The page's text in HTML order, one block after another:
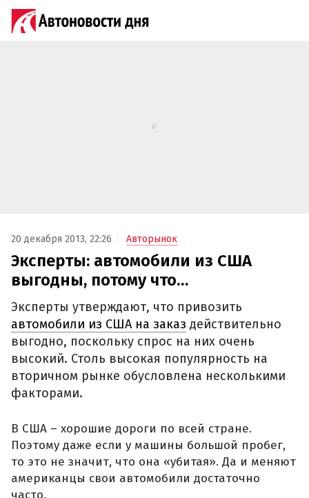
20 декабря 2013, 22:26 Авторынок
Эксперты: автомобили из США
выгодны, потому что…
Эксперты утверждают, что привозить
автомобили из США на заказ действительно
выгодно, поскольку спрос на них очень
высокий. Столь высокая популярность на
вторичном рынке обусловлена несколькими
факторами.
В США – хорошие дороги по всей стране.
Поэтому даже если у машины большой пробег,
то это не значит, что она «убитая». Да и меняют
американцы свои автомобили достаточно